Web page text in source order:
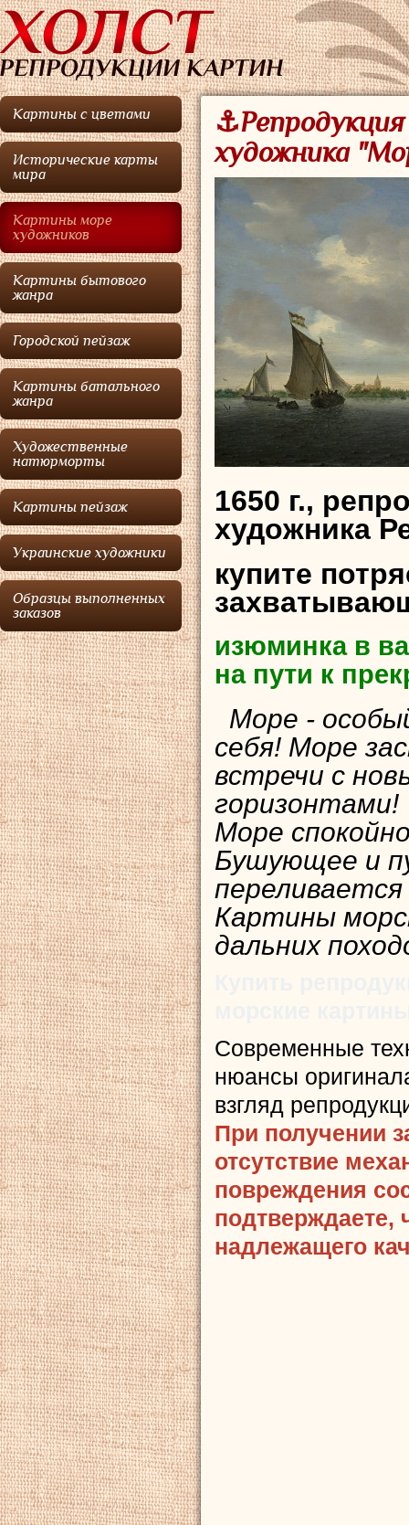
Картины с цветами
Исторические карты
мира
Картины море
художников
Картины бытового
жанра
Городской пейзаж
Картины батального
жанра
Художественные
натюрморты
Картины пейзаж
Украинские художники
Образцы выполненных
заказов
художника
1650 г.,
художника
купите
изюминка в
на пути к
Море -
себя! Море
встречи с
горизонтами!
Море
Бушующее и
переливается
Картины
дальних
Современные
нюансы
взгляд
При получении
отсутствие
повреждения
подтверждаете,
надлежащего